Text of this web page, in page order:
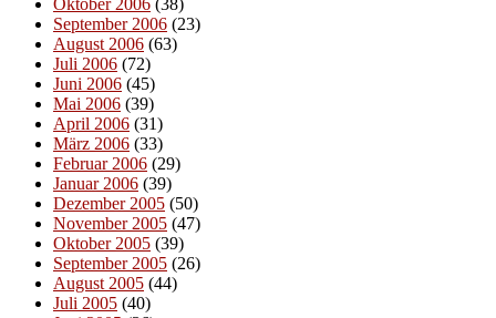
Oktober 2006 (38)
September 2006 (23)
August 2006 (63)
Juli 2006 (72)
Juni 2006 (45)
Mai 2006 (39)
April 2006 (31)
März 2006 (33)
Februar 2006 (29)
Januar 2006 (39)
Dezember 2005 (50)
November 2005 (47)
Oktober 2005 (39)
September 2005 (26)
August 2005 (44)
Juli 2005 (40)